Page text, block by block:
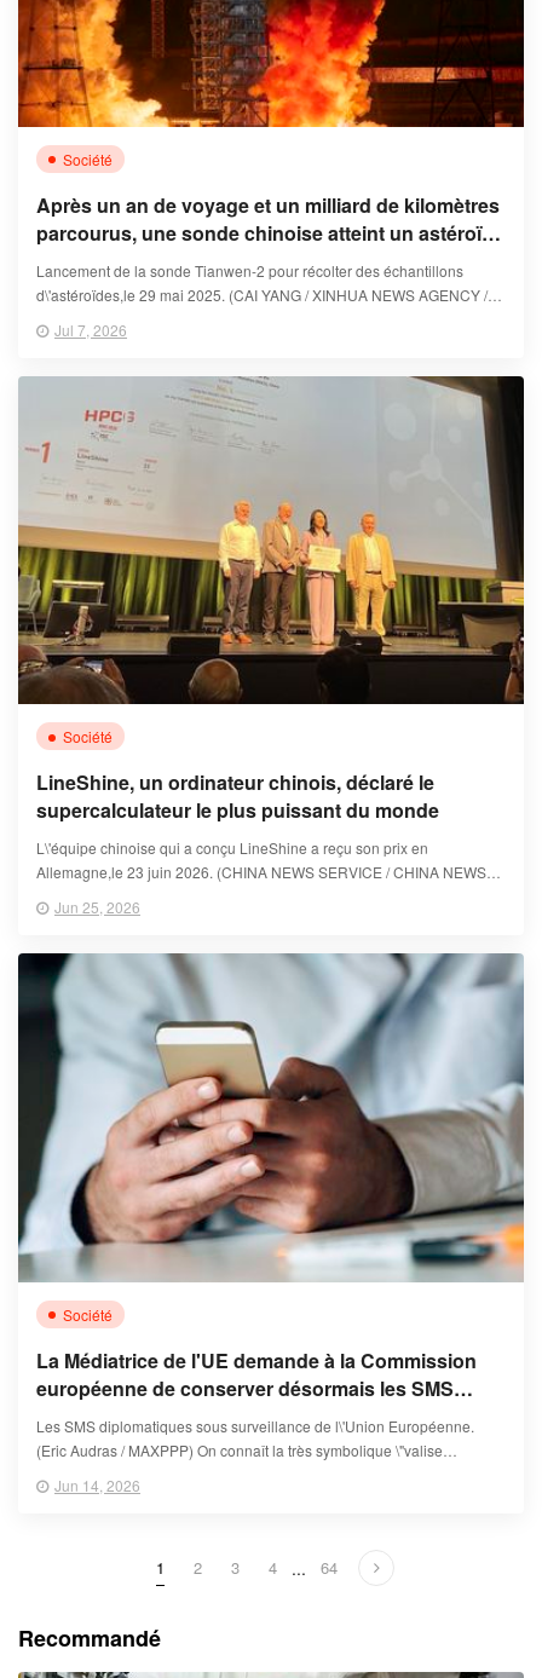
Société
Après un an de voyage et un milliard de kilomètres
parcourus, une sonde chinoise atteint un astéroïde
pour l'étudier
Lancement de la sonde Tianwen-2 pour récolter des échantillons
d\'astéroïdes,le 29 mai 2025. (CAI YANG / XINHUA NEWS AGENCY /
Jul 7, 2026
Société
LineShine, un ordinateur chinois, déclaré le
supercalculateur le plus puissant du monde
L\'équipe chinoise qui a conçu LineShine a reçu son prix en
Allemagne,le 23 juin 2026. (CHINA NEWS SERVICE / CHINA NEWS
SERVICE / GETTYIMAGES)
Jun 25, 2026
Société
La Médiatrice de l'UE demande à la Commission
européenne de conserver désormais les SMS
envoyés par les chefs d'État et de gouvernement
Les SMS diplomatiques sous surveillance de l\'Union Européenne.
(Eric Audras / MAXPPP) On connaît la très symbolique \"valise
Jun 14, 2026
1 2 3 4 ... 64
Recommandé